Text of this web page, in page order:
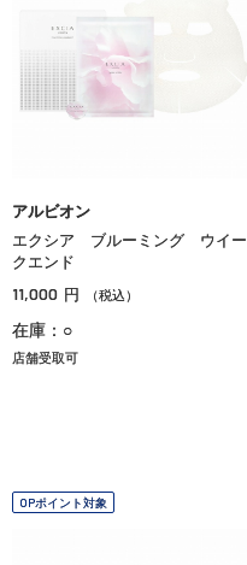
アルビオン
エクシア ブルーミング ウイー
クエンド
11,000 円 （税込）
在庫：○
店舗受取可
OPポイント対象